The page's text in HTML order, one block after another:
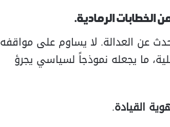
الخطابات الرمادية.
عن العدالة. لا يساوم على مواقفه
ما يجعله نموذجاً لسياسي يجرؤ
القيادة.